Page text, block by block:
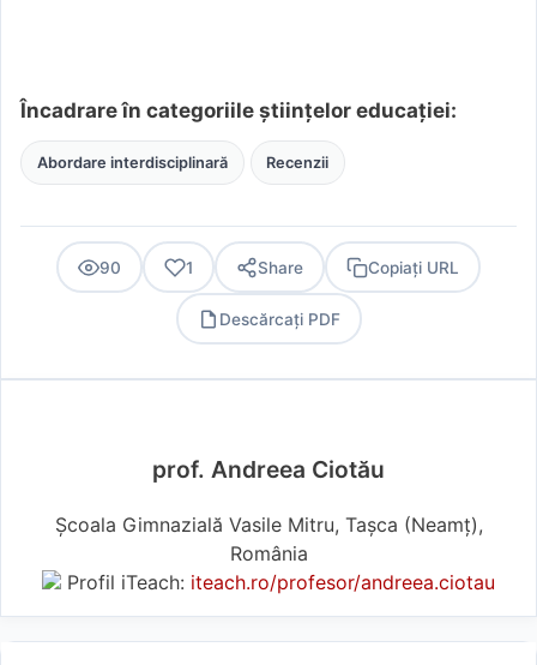
Încadrare în categoriile științelor educației:
Abordare interdisciplinară Recenzii
90 1 Share Copiați URL
Descărcați PDF
prof. Andreea Ciotău
Școala Gimnazială Vasile Mitru, Tașca (Neamţ),
România
Profil iTeach: iteach.ro/profesor/andreea.ciotau